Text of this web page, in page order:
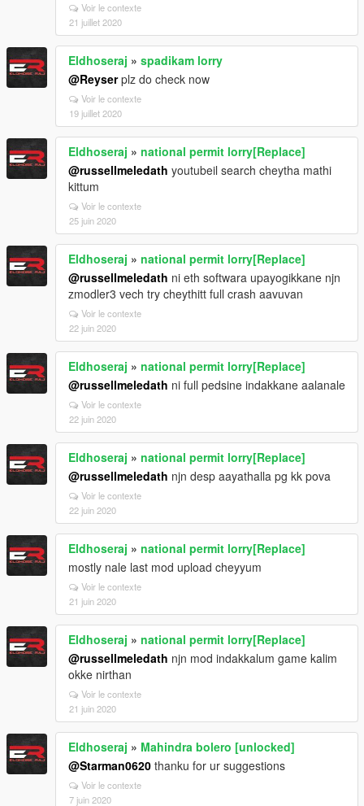
Voir le contexte
21 juillet 2020
Eldhoseraj » spadikam lorry
@Reyserplz do check now
Voir le contexte
19 juillet 2020
Eldhoseraj » national permit lorry[Replace]
@russellmeledath youtubeil search cheytha mathi
kittum
Voir le contexte
25 juin 2020
Eldhoseraj » national permit lorry[Replace]
@russellmeledath ni eth softwara upayogikkane njn
zmodler3 vech try cheythitt full crash aavuvan
Voir le contexte
22 juin 2020
Eldhoseraj » national permit lorry[Replace]
@russellmeledath ni full pedsine indakkane aalanale
Voir le contexte
22 juin 2020
Eldhoseraj » national permit lorry[Replace]
@russellmeledath njn desp aayathalla pg kk pova
Voir le contexte
22 juin 2020
Eldhoseraj » national permit lorry[Replace]
mostly nale last mod upload cheyyum
Voir le contexte
21 juin 2020
Eldhoseraj » national permit lorry[Replace]
@russellmeledath njn mod indakkalum game kalim
okke nirthan
Voir le contexte
21 juin 2020
Eldhoseraj » Mahindra bolero [unlocked]
@Starman0620 thanku for ur suggestions
Voir le contexte
7 juin 2020